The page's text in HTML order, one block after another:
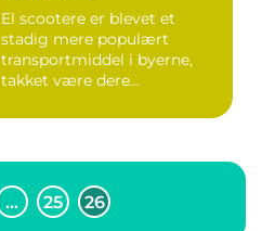
El scootere er blevet et
stadig mere populært
transportmiddel i byerne,
takket være dere...
… 25 26